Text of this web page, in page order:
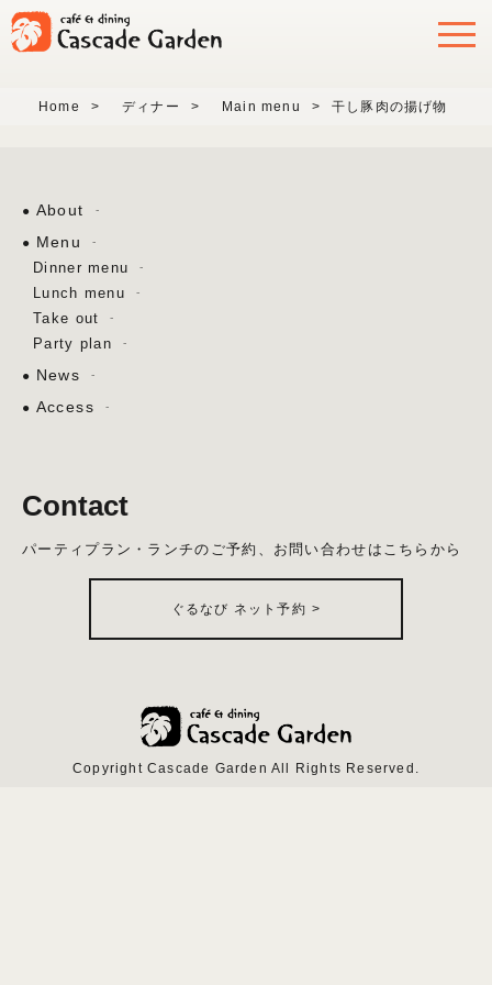
Home > ディナー > Main menu > 干し豚肉の揚げ物
About
Menu
Dinner menu
Lunch menu
Take out
Party plan
News
Access
Contact
パーティプラン・ランチのご予約、お問い合わせはこちらから
ぐるなび ネット予約 >
Copyright Cascade Garden All Rights Reserved.